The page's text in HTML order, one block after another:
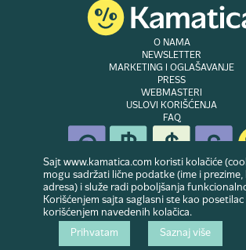
O NAMA
NEWSLETTER
MARKETING I OGLAŠAVANJE
PRESS
WEBMASTERI
USLOVI KORIŠĆENJA
FAQ
© Copyright 2007-2026. Website developed & owned
zadržana
Sajt www.kamatica.com koristi kolačiće
mogu sadržati lične podatke (ime i
adresa) i služe radi poboljšanja
Korišćenjem sajta saglasni ste kao posetilac
korišćenjem navedenih kolačica.
Prihvatam Saznaj više